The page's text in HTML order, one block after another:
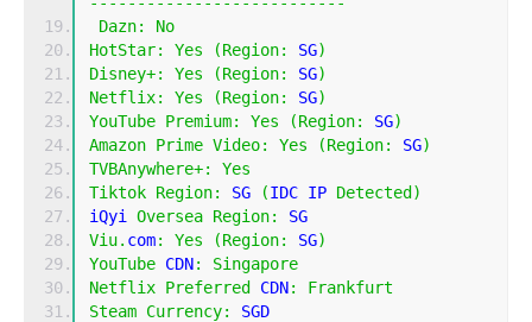
Dazn:
No
HotStar: Yes (Region: SG)
Disney+: Yes (Region: SG)
Netflix: Yes (Region: SG)
YouTube Premium: Yes (Region: SG)
Amazon Prime Video: Yes (Region: SG)
TVBAnywhere+:
Yes
Tiktok Region: SG (IDC IP Detected )
iQyi Oversea Region:
SG
Viu. com: Yes (Region: SG)
YouTube CDN:
Singapore
Netflix Preferred CDN:
Frankfurt
Steam Currency:
SGD